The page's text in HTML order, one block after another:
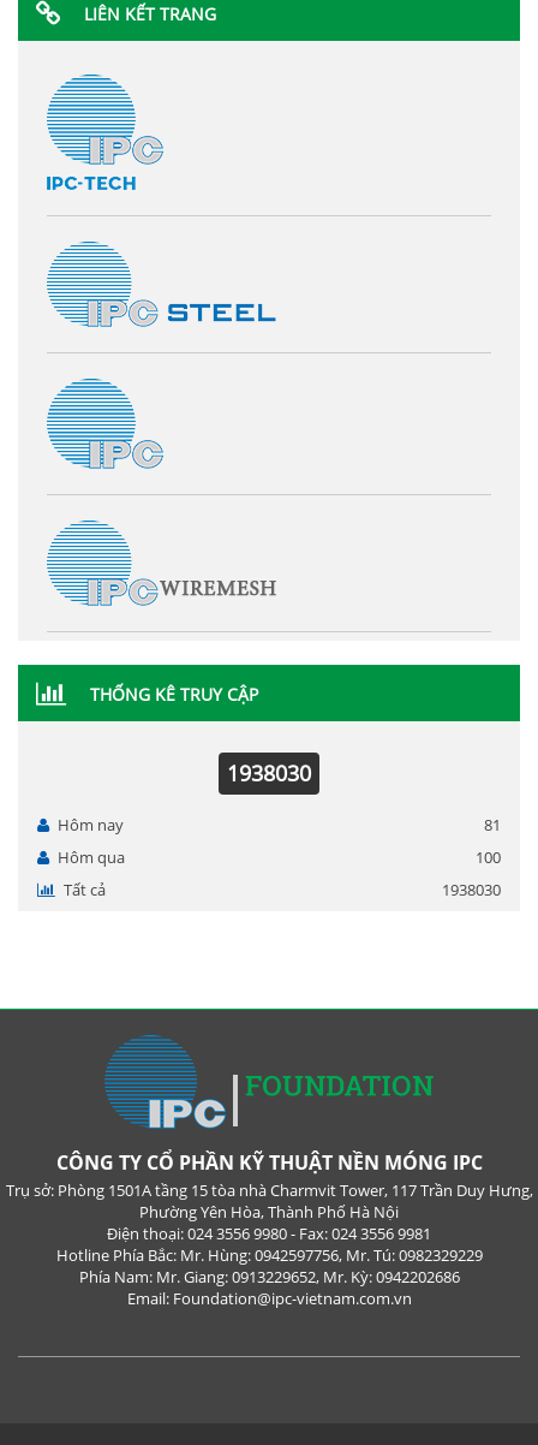
LIÊN KẾT TRANG
THỐNG KÊ TRUY CẬP
1938030
Hôm nay
81
Hôm qua
100
Tất cả
1938030
CÔNG TY CỔ PHẦN KỸ THUẬT NỀN MÓNG IPC
Trụ sở: Phòng 1501A tầng 15 tòa nhà Charmvit Tower, 117 Trần Duy Hưng,
Phường Yên Hòa, Thành Phố Hà Nội
Điện thoại: 024 3556 9980 - Fax: 024 3556 9981
Hotline Phía Bắc: Mr. Hùng: 0942597756, Mr. Tú: 0982329229
Phía Nam: Mr. Giang: 0913229652, Mr. Kỳ: 0942202686
Email: Foundation@ipc-vietnam.com.vn